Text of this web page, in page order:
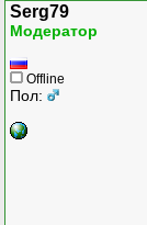
Serg79
Модератор
Offline
Пол: